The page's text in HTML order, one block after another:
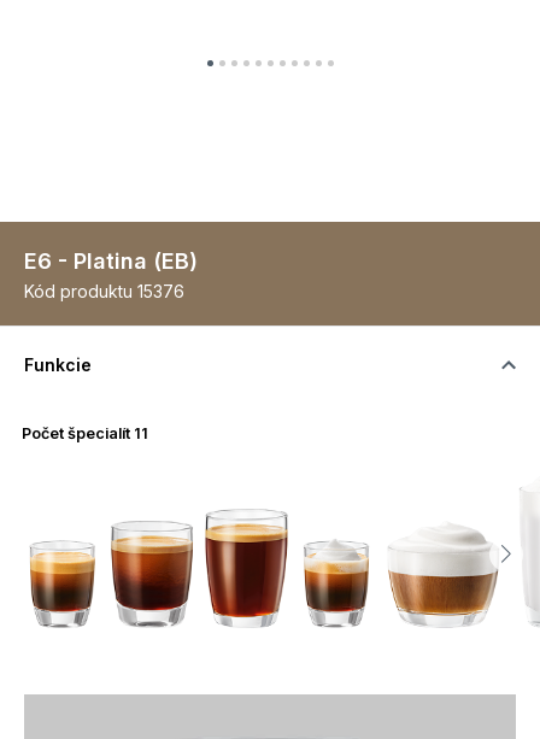
E6 - Platina (EB)
Kód produktu 15376
Funkcie